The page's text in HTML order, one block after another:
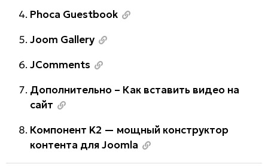
Phoca Guestbook
Joom Gallery
JComments
Дополнительно – Как вставить видео на
сайт
Компонент K2 — мощный конструктор
контента для Joomla